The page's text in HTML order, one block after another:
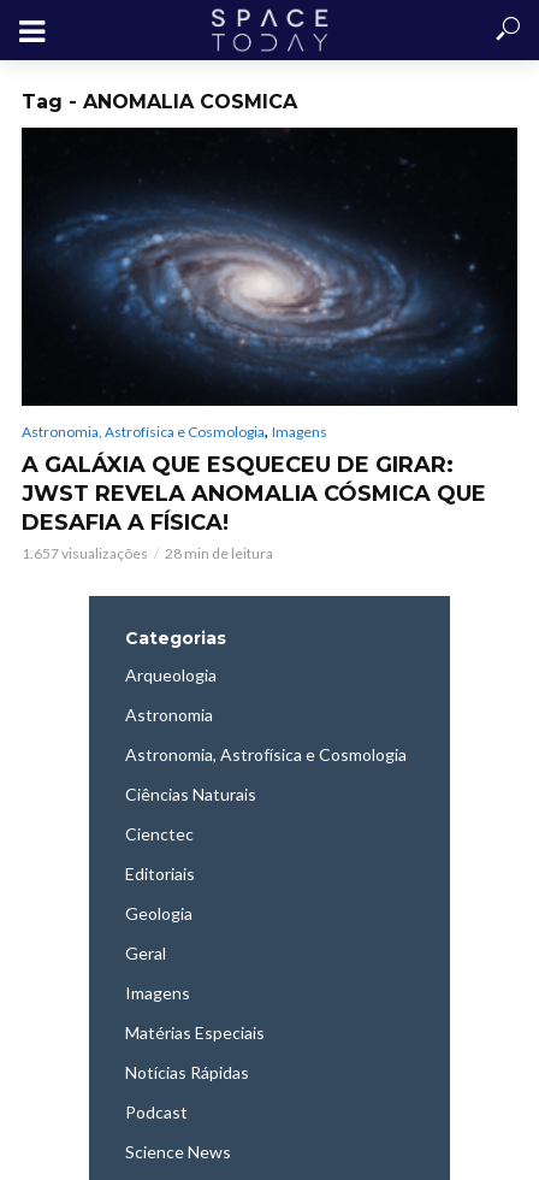
Tag - ANOMALIA COSMICA
Astronomia, Astrofísica e Cosmologia, Imagens
A GALÁXIA QUE ESQUECEU DE GIRAR:
JWST REVELA ANOMALIA CÓSMICA QUE
DESAFIA A FÍSICA!
1.657 visualizações 28 min de leitura
Categorias
Arqueologia
Astronomia
Astronomia, Astrofísica e Cosmologia
Ciências Naturais
Cienctec
Editoriais
Geologia
Geral
Imagens
Matérias Especiais
Notícias Rápidas
Podcast
Science News